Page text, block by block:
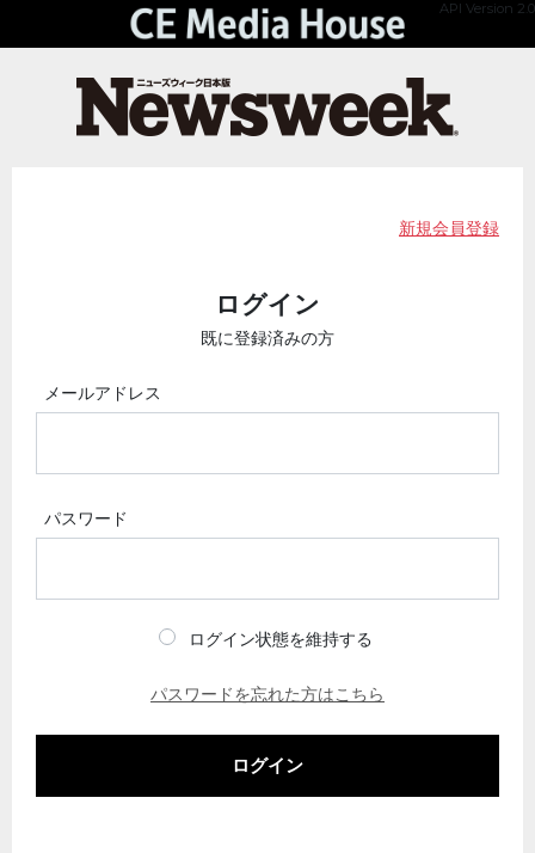
API Version 2.0
新規会員登録
ログイン
既に登録済みの方
メールアドレス
パスワード
ログイン状態を維持する
パスワードを忘れた方はこちら
ログイン